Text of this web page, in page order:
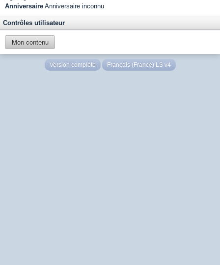
Anniversaire Anniversaire inconnu
Contrôles utilisateur
Mon contenu
Version complète Français (France) LS v4